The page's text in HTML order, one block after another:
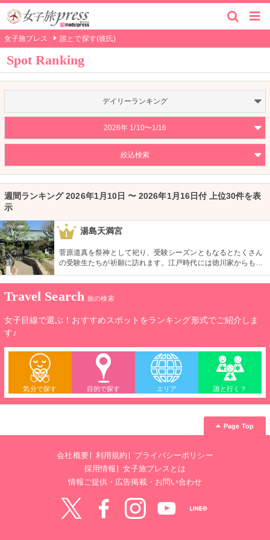
女子旅プレス 誰とで探す(彼氏)
Spot Ranking
デイリーランキング
2026年 1/10〜1/16
絞込検索
週間ランキング 2026年1月10日 〜 2026年1月16日付 上位30件を表
示
1 湯島天満宮
菅原道真を祭神として祀り、受験シーズンともなるとたくさん
の受験生たちが祈願に訪れます。江戸時代には徳川家からも尊
崇されました。一方、梅の名所としても江戸時代から知られて
おり、境内には約300本もの梅があり、毎年時期になるとかぐ
わしい香りを漂わせます。2月上旬〜3月上旬には梅祭りも開催
されて賑わいます。
Travel Search 旅の検索
女子目線で選ぶ！おすすめスポットをランキング形式でご紹介しま
す♪
気分で探す 目的で探す エリア 誰と行く？
Page Top
会社概要 利用規約
プライバシーポリシー
採用情報
女子旅プレスとは
情報ご提供・広告掲載・お問い合わせ